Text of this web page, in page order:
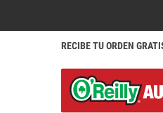
RECIBE TU ORDEN